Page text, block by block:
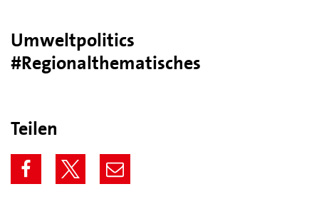
Umweltpolitics
#Regionalthematisches
Teilen